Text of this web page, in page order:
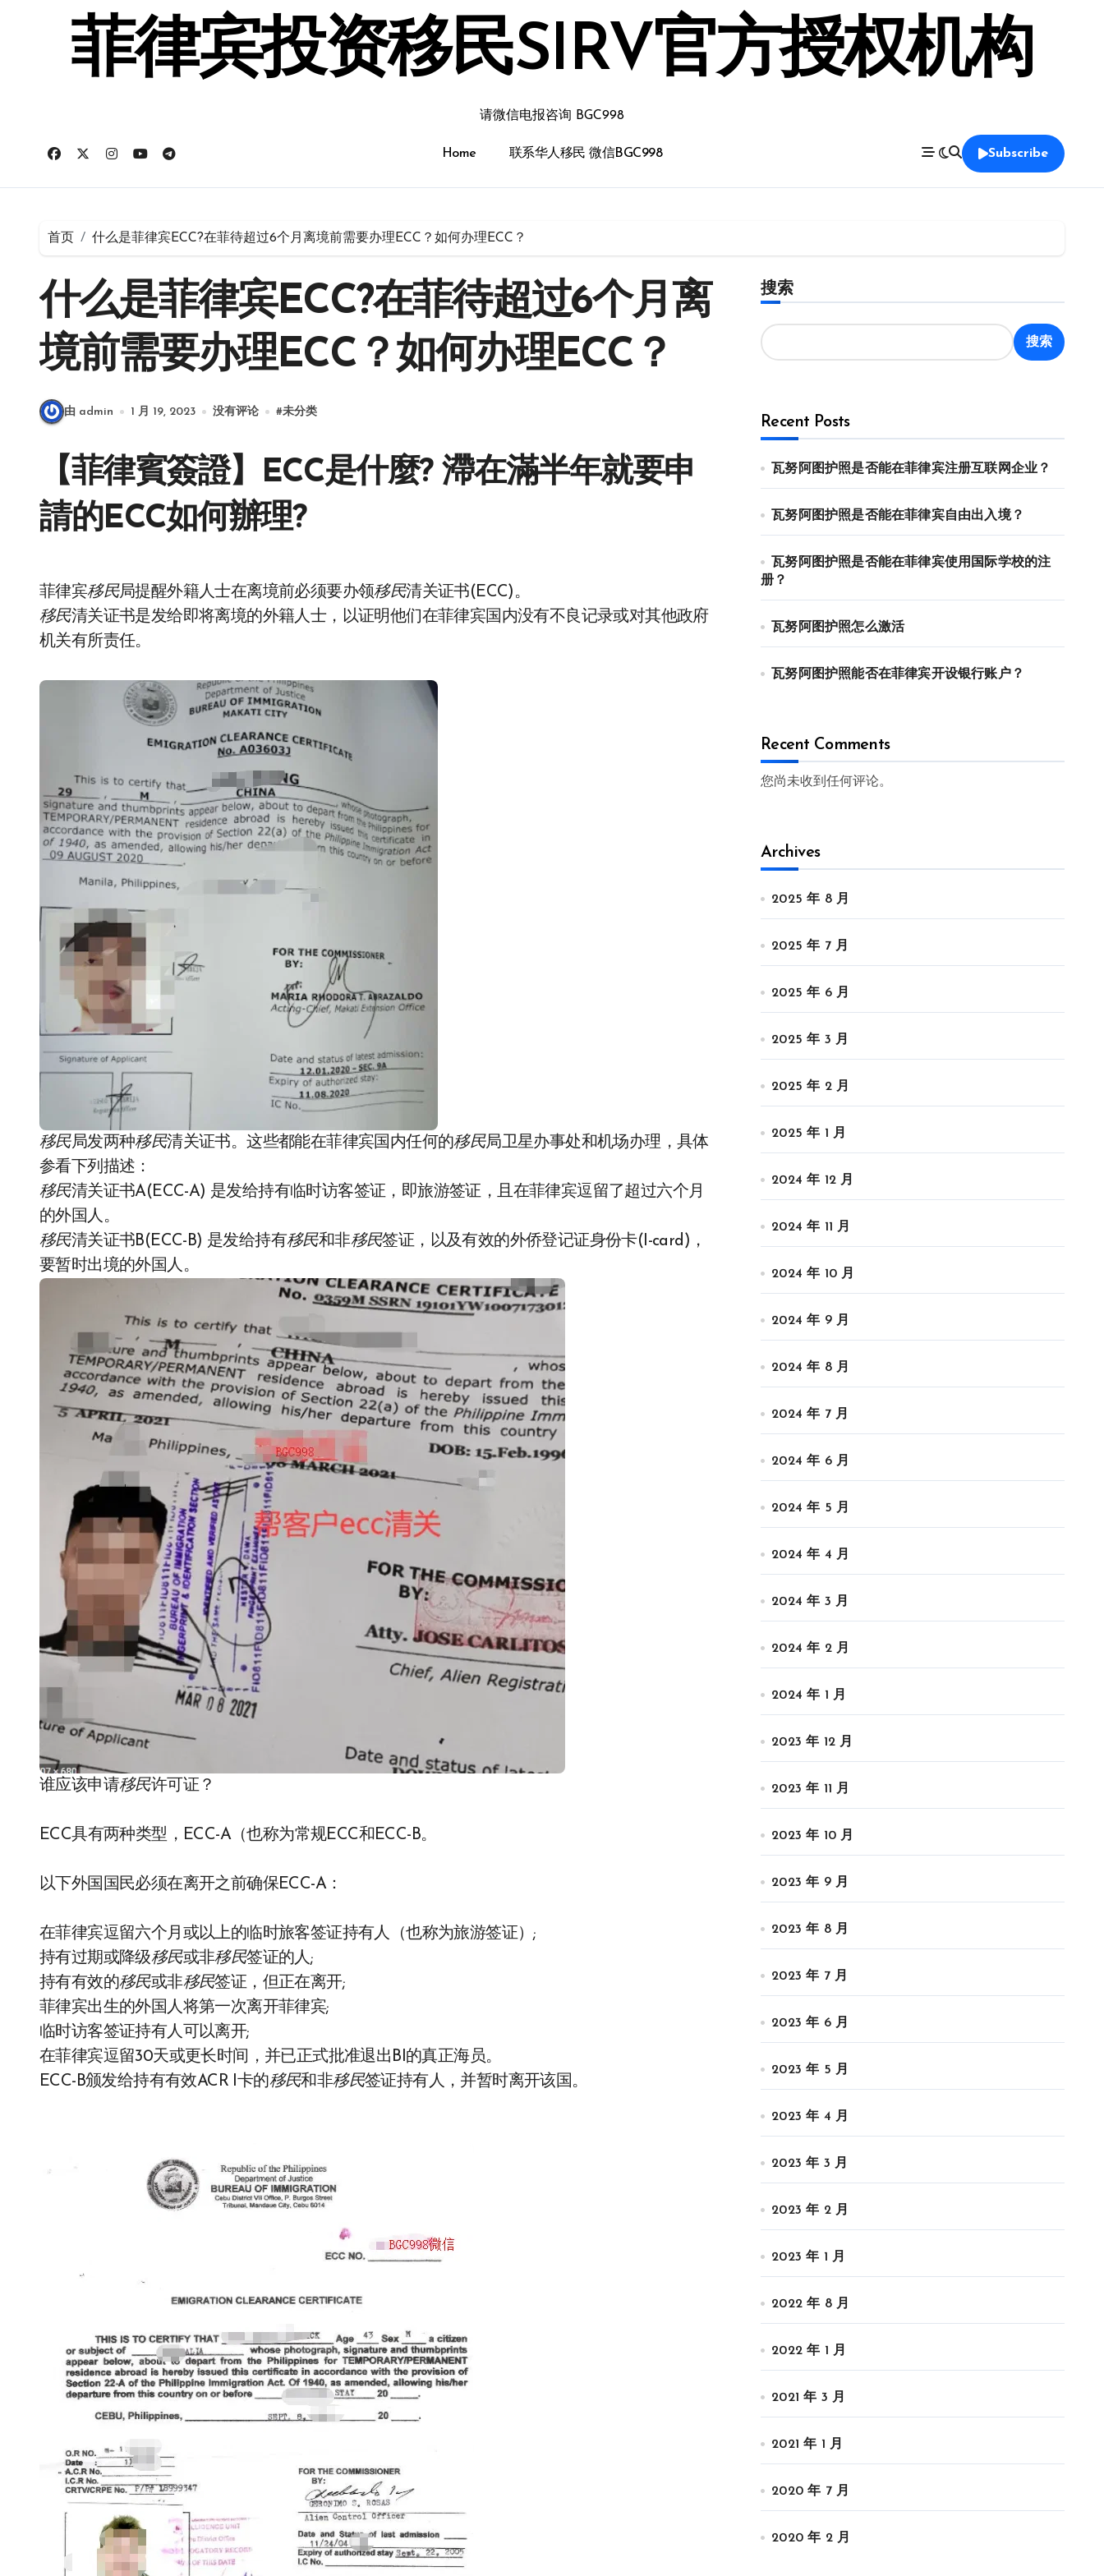
菲律宾投资移民SIRV官方授权机构
请微信电报咨询 BGC998
Home 联系华人移民 微信BGC998 Subscribe
首页 什么是菲律宾ECC?在菲待超过6个月离境前需要办理ECC？如何办理ECC？
什么是菲律宾ECC?在菲待超过6个月离
境前需要办理ECC？如何办理ECC？
由 admin 1 月 19, 2023 没有评论 #未分类
【菲律賓簽證】ECC是什麼? 滯在滿半年就要申
請的ECC如何辦理?
菲律宾移民局提醒外籍人士在离境前必须要办领移民清关证书(ECC)。
移民清关证书是发给即将离境的外籍人士，以证明他们在菲律宾国内没有不良记录或对其他政府
机关有所责任。
移民局发两种移民清关证书。这些都能在菲律宾国内任何的移民局卫星办事处和机场办理，具体
参看下列描述：
移民清关证书A(ECC-A) 是发给持有临时访客签证，即旅游签证，且在菲律宾逗留了超过六个月
的外国人。
移民清关证书B(ECC-B) 是发给持有移民和非移民签证，以及有效的外侨登记证身份卡(I-card)，
要暂时出境的外国人。
谁应该申请移民许可证？
ECC具有两种类型，ECC-A（也称为常规ECC和ECC-B。
以下外国国民必须在离开之前确保ECC-A：
在菲律宾逗留六个月或以上的临时旅客签证持有人（也称为旅游签证）;
持有过期或降级移民或非移民签证的人;
持有有效的移民或非移民签证，但正在离开;
菲律宾出生的外国人将第一次离开菲律宾;
临时访客签证持有人可以离开;
在菲律宾逗留30天或更长时间，并已正式批准退出BI的真正海员。
ECC-B颁发给持有有效ACR I卡的移民和非移民签证持有人，并暂时离开该国。
搜索
搜索
Recent Posts
瓦努阿图护照是否能在菲律宾注册互联网企业？
瓦努阿图护照是否能在菲律宾自由出入境？
瓦努阿图护照是否能在菲律宾使用国际学校的注
册？
瓦努阿图护照怎么激活
瓦努阿图护照能否在菲律宾开设银行账户？
Recent Comments
您尚未收到任何评论。
Archives
2025 年 8 月
2025 年 7 月
2025 年 6 月
2025 年 3 月
2025 年 2 月
2025 年 1 月
2024 年 12 月
2024 年 11 月
2024 年 10 月
2024 年 9 月
2024 年 8 月
2024 年 7 月
2024 年 6 月
2024 年 5 月
2024 年 4 月
2024 年 3 月
2024 年 2 月
2024 年 1 月
2023 年 12 月
2023 年 11 月
2023 年 10 月
2023 年 9 月
2023 年 8 月
2023 年 7 月
2023 年 6 月
2023 年 5 月
2023 年 4 月
2023 年 3 月
2023 年 2 月
2023 年 1 月
2022 年 8 月
2022 年 1 月
2021 年 3 月
2021 年 1 月
2020 年 7 月
2020 年 2 月